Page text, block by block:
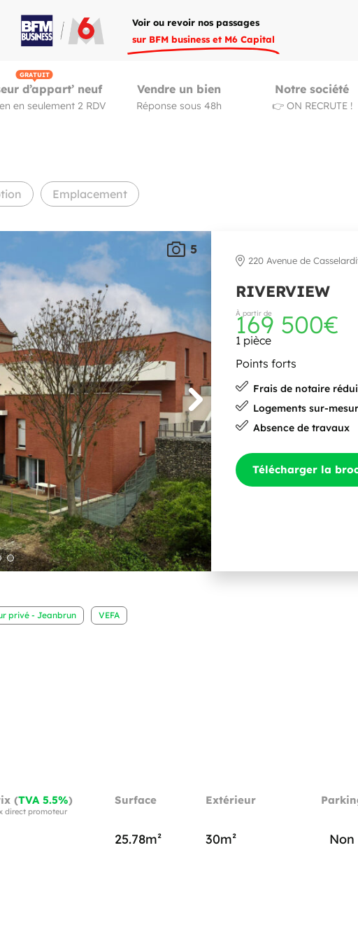
Voir ou revoir nos passages
sur BFM business et M6 Capital
GRATUIT
d’appart’ neuf
en seulement 2 RDV
Vendre un bien
Réponse sous 48h
Notre société
👉 ON RECRUTE !
Emplacement
5
220 Avenue de
RIVERVIEW
À partir de
169 500€
1 pièce
Points forts
Frais de notaire
Logements sur-
Absence de travaux
Télécharger la
privé - Jeanbrun VEFA
(TVA 5.5%)
direct promoteur
Surface Extérieur
25.78m² 30m² Non